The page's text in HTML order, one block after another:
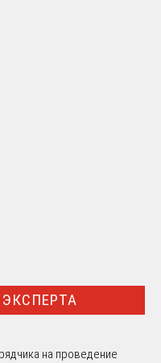
на проведение